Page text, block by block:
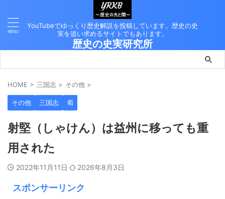
YouTubeでゆっくり歴史解説を投稿しています。歴史の史
実を追い求めるサイトでもあります。
歴史の史実研究所
HOME > 三国志 > その他 >
その他 三国志 蜀
射堅（しゃけん）は益州に移っても重
用された
2022年11月11日 2026年8月3日
スポンサーリンク